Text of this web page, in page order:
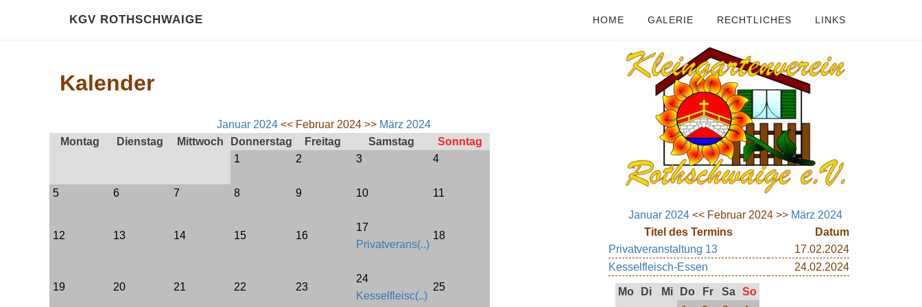
KGV ROTHSCHWAIGE HOME GALERIE RECHTLICHES LINKS
Kalender
Januar 2024 << Februar 2024 >> März 2024
Montag
Dienstag Mittwoch Donnerstag Freitag Samstag
Sonntag
1
2 3 4
5 6 7 8 9 10 11
12 13 14 15 16
17
Privatverans(..)
18
19 20 21 22 23
24
Kesselfleisc(..)
25
Januar 2024 << Februar 2024 >> März 2024
Titel des Termins
Datum
Privatveranstaltung 13
17.02.2024
Kesselfleisch-Essen
24.02.2024
Mo Di Mi Do Fr Sa So